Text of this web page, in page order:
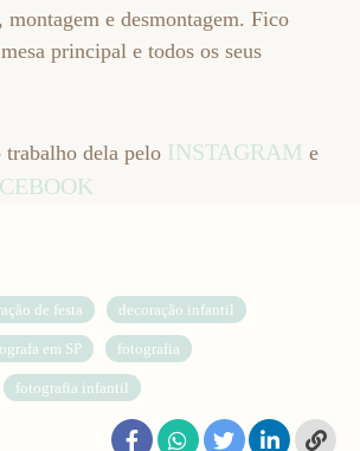
montagem e desmontagem. Fico
principal e todos os seus
trabalho dela pelo INSTAGRAM e
de festa decoração infantil
em SP fotografia
fotografia infantil